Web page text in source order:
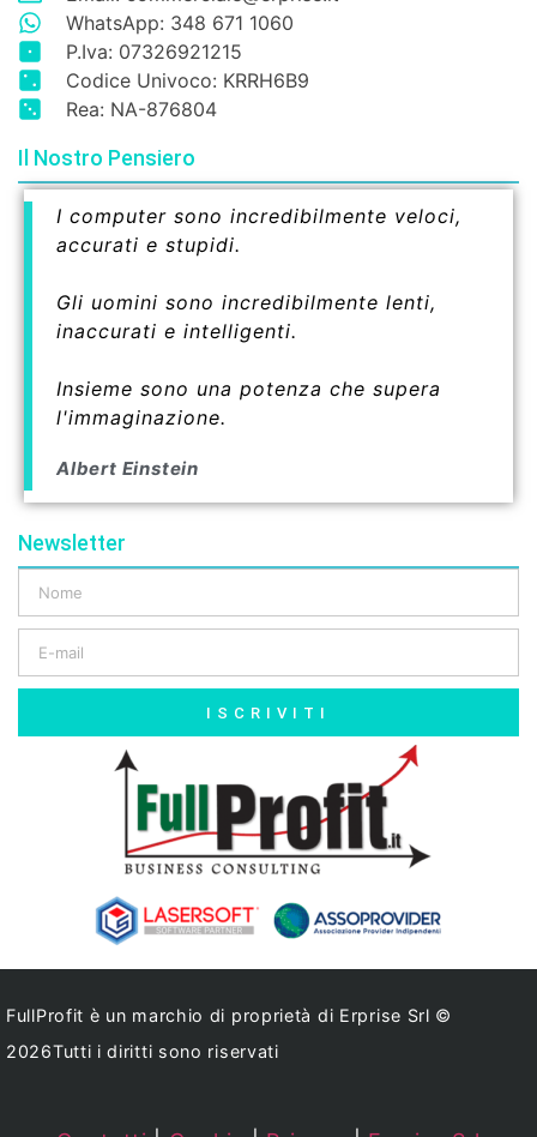
WhatsApp: 348 671 1060
P.Iva: 07326921215
Codice Univoco: KRRH6B9
Rea: NA-876804
Il Nostro Pensiero
I computer sono incredibilmente veloci,
accurati e stupidi.
Gli uomini sono incredibilmente lenti,
inaccurati e intelligenti.
Insieme sono una potenza che supera
l'immaginazione.
Albert Einstein
Newsletter
ISCRIVITI
FullProfit è un marchio di proprietà di Erprise Srl ©
2026Tutti i diritti sono riservati